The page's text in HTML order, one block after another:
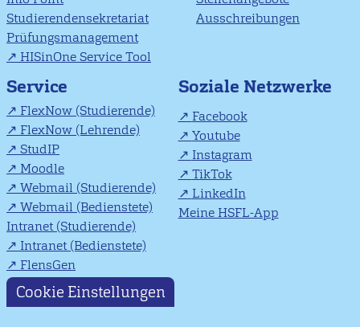
Studierendensekretariat
Prüfungsmanagement
HISinOne Service Tool
Ausschreibungen
Service
FlexNow (Studierende)
FlexNow (Lehrende)
StudIP
Moodle
Webmail (Studierende)
Webmail (Bedienstete)
Intranet (Studierende)
Intranet (Bedienstete)
FlensGen
Soziale Netzwerke
Facebook
Youtube
Instagram
TikTok
LinkedIn
Meine HSFL-App
Cookie Einstellungen